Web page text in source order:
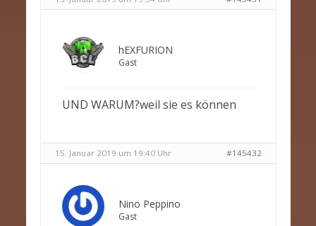
hEXFURION
Gast
UND WARUM?weil sie es können
15. Januar 2019 um 19:40 Uhr #145432
Nino Peppino
Gast